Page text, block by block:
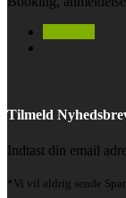
Tilmeld
Indtast din email
*Vi vil aldrig sende